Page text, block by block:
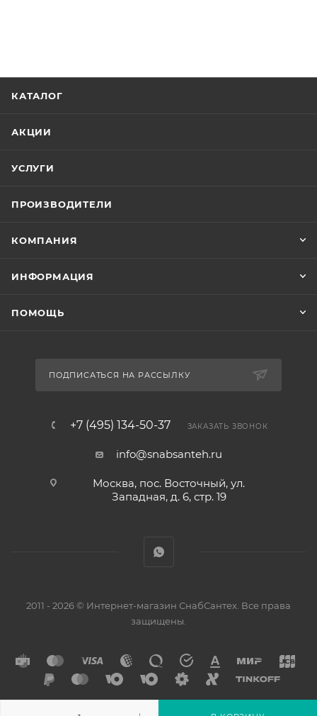
КАТАЛОГ
АКЦИИ
УСЛУГИ
ПРОИЗВОДИТЕЛИ
КОМПАНИЯ
ИНФОРМАЦИЯ
ПОМОЩЬ
ПОДПИСАТЬСЯ НА РАССЫЛКУ
+7 (495) 134-50-37 ЗАКАЗАТЬ ЗВОНОК
info@snabsanteh.ru
Москва, пос. Восточный, ул.
Западная, д. 6, стр. 19
2011 - 2026 © Интернет-магазин СнабСантех. Все права
защищены.